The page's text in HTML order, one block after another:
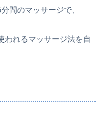
間のマッサージで、
われるマッサージ法を自